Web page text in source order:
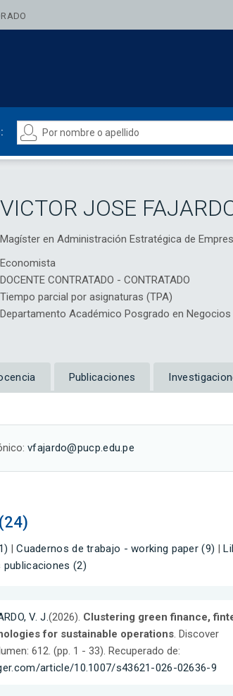
VICTOR JOSE
Magíster en Administración Estratégica de
Economista
DOCENTE CONTRATADO - CONTRATADO
Tiempo parcial por asignaturas (TPA)
Departamento Académico Posgrado en
Publicaciones
vfajardo@pucp.edu.pe
|Cuadernos de trabajo - working paper (9) |
publicaciones (2)
V. J. (2026). Clustering green finance,
for sustainable operations . Discover
612. (pp. 1 - 33). Recuperado de:
article/10.1007/s43621-026-02636-9